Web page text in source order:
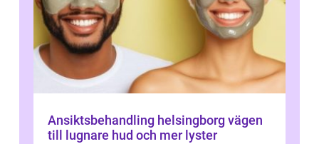
Ansiktsbehandling helsingborg vägen
till lugnare hud och mer lyster